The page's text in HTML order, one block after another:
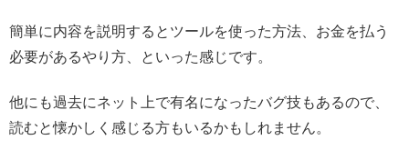
簡単に内容を説明するとツールを使った方法、お金を払う
必要があるやり方、といった感じです。
他にも過去にネット上で有名になったバグ技もあるので、
読むと懐かしく感じる方もいるかもしれません。